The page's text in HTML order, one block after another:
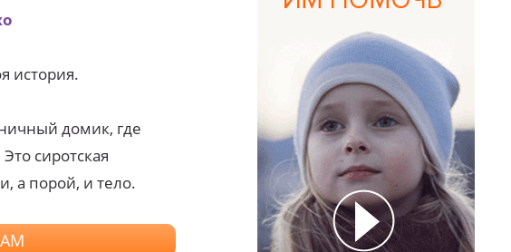
история.
домик, где
сиротская
а порой, и тело.